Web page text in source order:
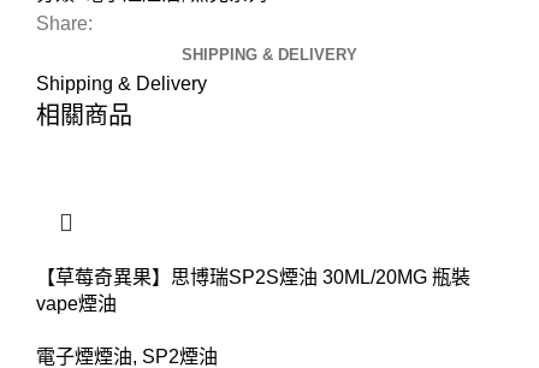
Share:
SHIPPING & DELIVERY
Shipping & Delivery
相關商品
【草莓奇異果】思博瑞SP2S煙油 30ML/20MG 瓶裝
vape煙油
電子煙煙油, SP2煙油